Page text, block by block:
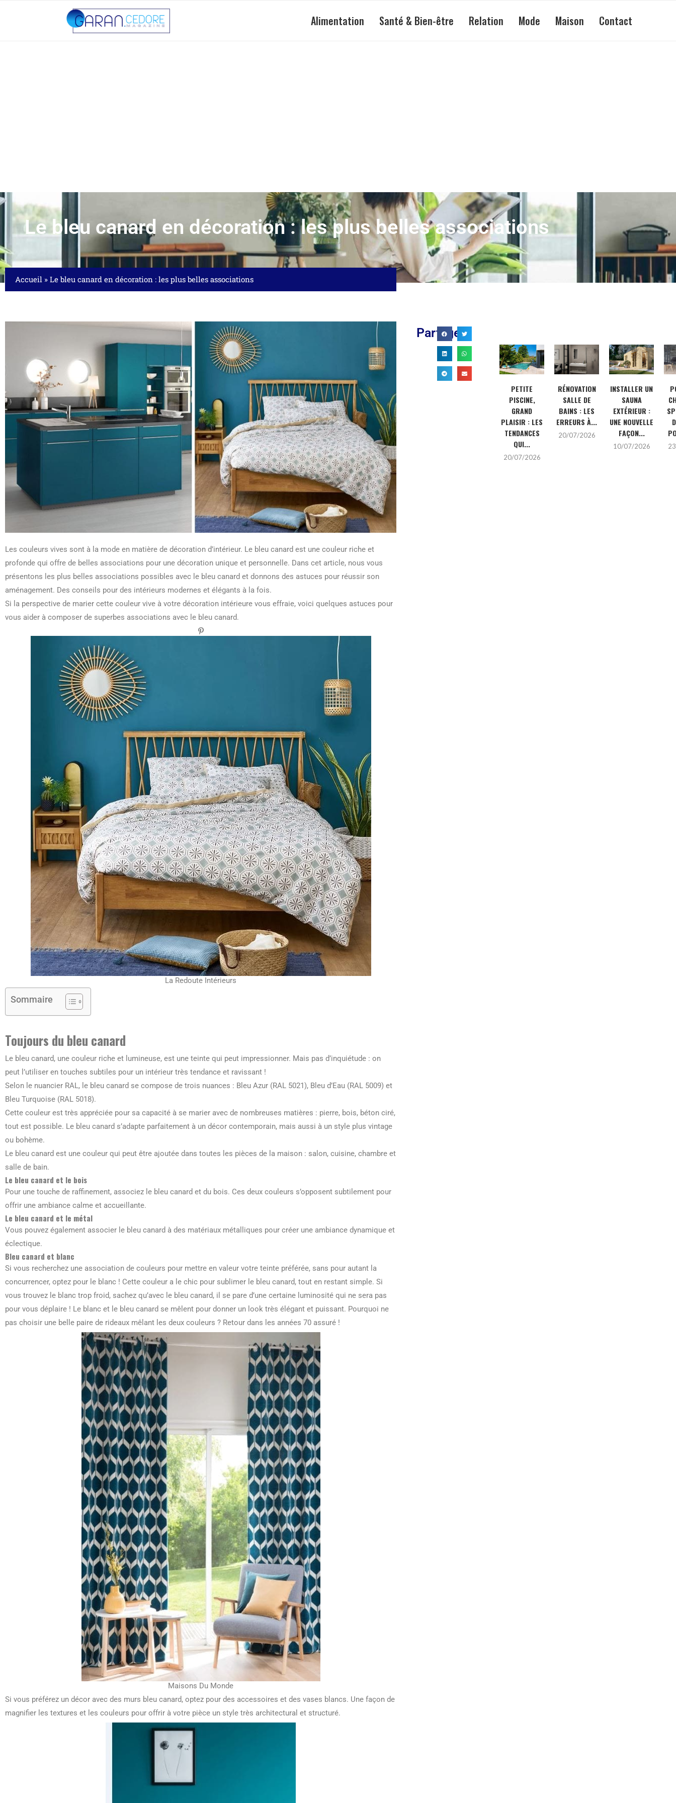
Alimentation Santé & Bien-être Relation Mode Maison Contact
Le bleu canard en décoration : les plus belles associations
Accueil » Le bleu canard en décoration : les plus belles associations
Les couleurs vives sont à la mode en matière de décoration d’intérieur. Le bleu canard est une couleur riche et
profonde qui offre de belles associations pour une décoration unique et personnelle. Dans cet article, nous vous
présentons les plus belles associations possibles avec le bleu canard et donnons des astuces pour réussir son
aménagement. Des conseils pour des intérieurs modernes et élégants à la fois.
Si la perspective de marier cette couleur vive à votre décoration intérieure vous effraie, voici quelques astuces pour
vous aider à composer de superbes associations avec le bleu canard.
La Redoute Intérieurs
Sommaire
Toujours du bleu canard
Le bleu canard, une couleur riche et lumineuse, est une teinte qui peut impressionner. Mais pas d’inquiétude : on
peut l’utiliser en touches subtiles pour un intérieur très tendance et ravissant !
Selon le nuancier RAL, le bleu canard se compose de trois nuances : Bleu Azur (RAL 5021), Bleu d’Eau (RAL 5009) et
Bleu Turquoise (RAL 5018).
Cette couleur est très appréciée pour sa capacité à se marier avec de nombreuses matières : pierre, bois, béton ciré,
tout est possible. Le bleu canard s’adapte parfaitement à un décor contemporain, mais aussi à un style plus vintage
ou bohème.
Le bleu canard est une couleur qui peut être ajoutée dans toutes les pièces de la maison : salon, cuisine, chambre et
salle de bain.
Le bleu canard et le bois
Pour une touche de raffinement, associez le bleu canard et du bois. Ces deux couleurs s’opposent subtilement pour
offrir une ambiance calme et accueillante.
Le bleu canard et le métal
Vous pouvez également associer le bleu canard à des matériaux métalliques pour créer une ambiance dynamique et
éclectique.
Bleu canard et blanc
Si vous recherchez une association de couleurs pour mettre en valeur votre teinte préférée, sans pour autant la
concurrencer, optez pour le blanc ! Cette couleur a le chic pour sublimer le bleu canard, tout en restant simple. Si
vous trouvez le blanc trop froid, sachez qu’avec le bleu canard, il se pare d’une certaine luminosité qui ne sera pas
pour vous déplaire ! Le blanc et le bleu canard se mêlent pour donner un look très élégant et puissant. Pourquoi ne
pas choisir une belle paire de rideaux mêlant les deux couleurs ? Retour dans les années 70 assuré !
Maisons Du Monde
Si vous préférez un décor avec des murs bleu canard, optez pour des accessoires et des vases blancs. Une façon de
magnifier les textures et les couleurs pour offrir à votre pièce un style très architectural et structuré.
Partager
RÉNOVATION
SALLE DE
BAINS : LES
ERREURS À...
20/07/2026
EXTÉRIEUR :
UNE NOUVELLE
10/07/2026
PETITE
PISCINE,
GRAND
PLAISIR : LES
TENDANCES
QUI...
20/07/2026
RÉNOVATION
SALLE DE
BAINS : LES
ERREURS À...
20/07/2026
INSTALLER UN
SAUNA
EXTÉRIEUR :
UNE NOUVELLE
FAÇON...
10/07/2026